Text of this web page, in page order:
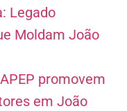
Legado
Moldam João
promovem
em João